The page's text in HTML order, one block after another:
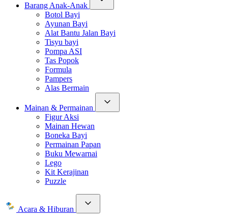
Barang Anak-Anak
Botol Bayi
Ayunan Bayi
Alat Bantu Jalan Bayi
Tisyu bayi
Pompa ASI
Tas Popok
Formula
Pampers
Alas Bermain
Mainan & Permainan
Figur Aksi
Mainan Hewan
Boneka Bayi
Permainan Papan
Buku Mewarnai
Lego
Kit Kerajinan
Puzzle
Acara & Hiburan